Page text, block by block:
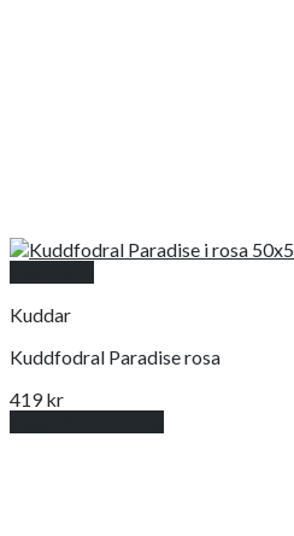
Kuddar
Kuddfodral Paradise rosa
419kr